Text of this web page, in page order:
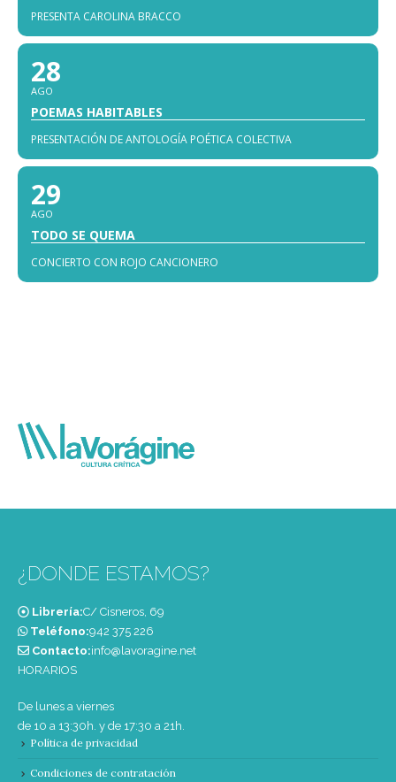
PRESENTA CAROLINA BRACCO
28
AGO
POEMAS HABITABLES
PRESENTACIÓN DE ANTOLOGÍA POÉTICA COLECTIVA
29
AGO
TODO SE QUEMA
CONCIERTO CON ROJO CANCIONERO
¿DONDE ESTAMOS?
Librería:C/ Cisneros, 69
Teléfono:‭942 375 226‬
Contacto:info@lavoragine.net
HORARIOS
De lunes a viernes
de 10 a 13:30h. y de 17:30 a 21h.
Política de privacidad
Condiciones de contratación